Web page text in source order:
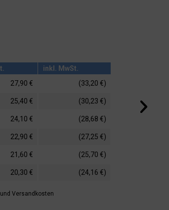
inkl. MwSt.
27,90 € (33,20 €)
25,40 € (30,23 €)
24,10 € (28,68 €)
22,90 € (27,25 €)
21,60 € (25,70 €)
20,30 € (24,16 €)
und Versandkosten